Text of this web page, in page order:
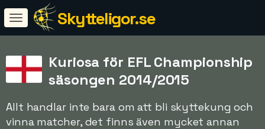
Skytteligor.se
Kuriosa för EFL Championship
säsongen 2014/2015
Allt handlar inte bara om att bli skyttekung och
vinna matcher, det finns även mycket annan